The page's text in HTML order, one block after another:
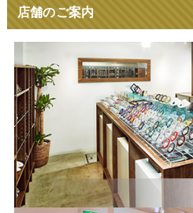
店舗のご案内